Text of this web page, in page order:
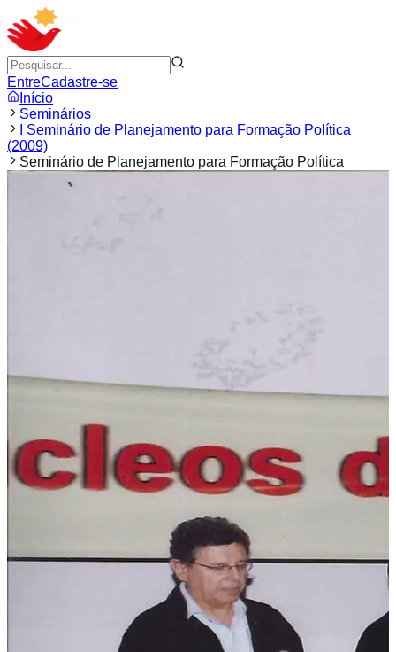
EntreCadastre-se
Início
Seminários
I Seminário de Planejamento para Formação Política
(2009)
Seminário de Planejamento para Formação Política